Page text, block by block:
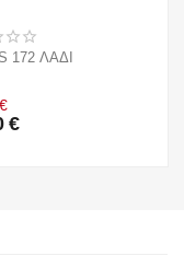
172 ΛΑΔΙ
€
€